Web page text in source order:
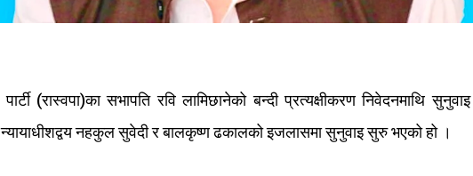
पार्टी(रास्वपा)का सभापति रवि लामिछानेको बन्दी प्रत्यक्षीकरण निवेदनमाथि सुनुवाइ
न्यायाधीशद्वयनहकुलसुवेदीरबालकृष्णढकालकोइजलासमासुनुवाइसुरुभएकोहो ।